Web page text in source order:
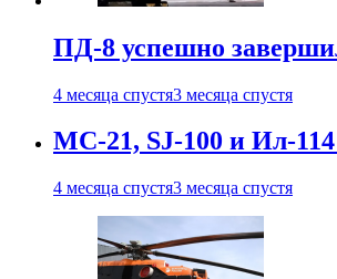
ПД-8 успешно
4 месяца спустя3 месяца спустя
МС-21, SJ-100 и Ил-114
4 месяца спустя3 месяца спустя